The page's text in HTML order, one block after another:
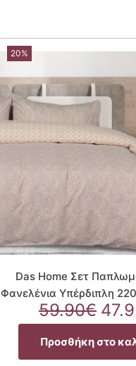
20%
Das Home Σετ
Φανελένια Υπέρδιπλη
59.90€
Προσθήκη στο